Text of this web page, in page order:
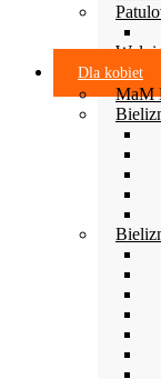
Dla kobiet
MaM